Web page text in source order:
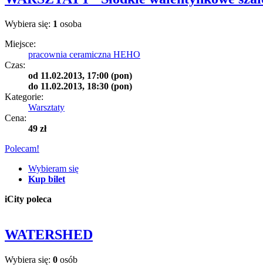
Wybiera się: 1 osoba
Miejsce:
pracownia ceramiczna HEHO
Czas:
od 11.02.2013, 17:00 (pon)
do 11.02.2013, 18:30 (pon)
Kategorie:
Warsztaty
Cena:
49 zł
Polecam!
Wybieram się
Kup bilet
iCity poleca
WATERSHED
Wybiera się: 0 osób